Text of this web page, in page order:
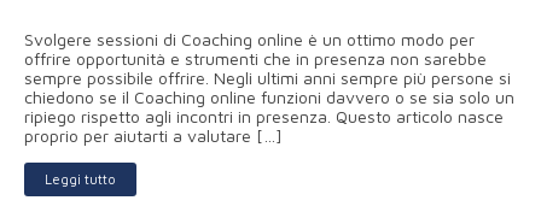
Svolgere sessioni di Coaching online è un ottimo modo per
offrire opportunità e strumenti che in presenza non sarebbe
sempre possibile offrire. Negli ultimi anni sempre più persone si
chiedono se il Coaching online funzioni davvero o se sia solo un
ripiego rispetto agli incontri in presenza. Questo articolo nasce
proprio per aiutarti a valutare […]
Leggi tutto